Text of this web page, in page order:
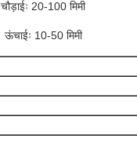
चौड़ाईः 20-100 मिमी
ऊंचाईः 10-50 मिमी